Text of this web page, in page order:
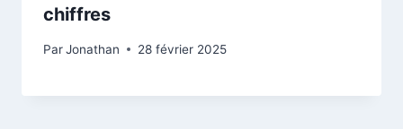
chiffres
ParJonathan 28 février 2025